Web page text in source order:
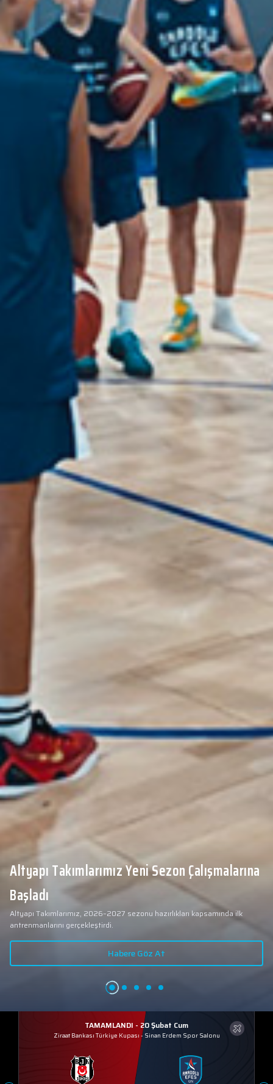
Altyapı Takımlarımız Yeni Sezon Çalışmalarına
Başladı
Altyapı Takımlarımız, 2026–2027 sezonu hazırlıkları kapsamında ilk
antrenmanlarını gerçekleştirdi.
Habere Göz At
TAMAMLANDI - 20 Şubat Cum
Ziraat Bankası Türkiye Kupası - Sinan Erdem Spor Salonu